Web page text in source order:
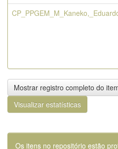
Mostrar registro completo do
Visualizar estatísticas
Os itens no repositório estão